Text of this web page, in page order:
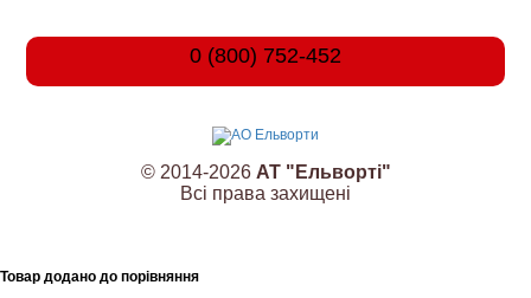
0 (800) 752-452
© 2014-2026 АТ "Ельворті"
Всі права захищені
Товар додано до порівняння